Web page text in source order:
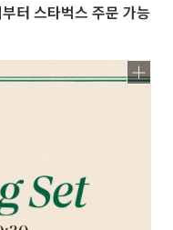
터 스타벅스 주문 가능